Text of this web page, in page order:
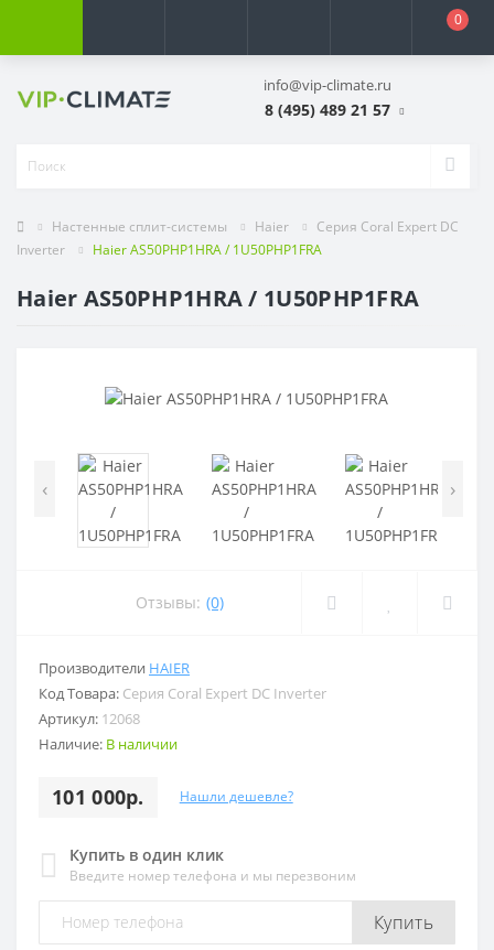
0
info@vip-climate.ru
8 (495) 489 21 57
Настенные сплит-системы Haier
Серия Coral Expert DC
Inverter
Haier AS50PHP1HRA / 1U50PHP1FRA
Haier AS50PHP1HRA / 1U50PHP1FRA
‹ ›
Отзывы: (0)
Производители HAIER
Код Товара: Серия Coral Expert DC Inverter
Артикул: 12068
Наличие: В наличии
101 000р. Нашли дешевле?
Купить в один клик
Введите номер телефона и мы перезвоним
Купить